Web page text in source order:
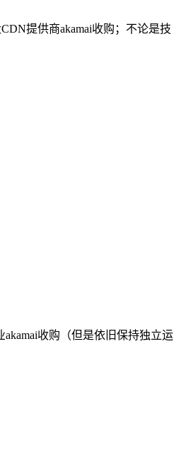
提供商akamai收购；不论是技
收购（但是依旧保持独立运